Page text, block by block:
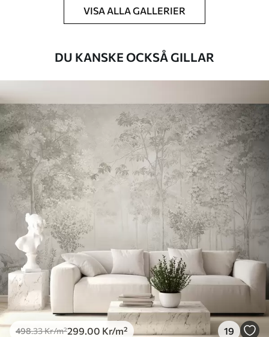
rengöras med vatten.
Standard
498.33299.00 Kr
Premium
631.67379.00 Kr/m²
Premiumvinyl
725 .00435.00Kr/m²
Peel and Stick
900 .00 .00Kr/m²
VISA ALLA GALLERIER
DU KANSKE OCKSÅ GILLAR
498.33Kr/m²299 .00 Kr/m² 19